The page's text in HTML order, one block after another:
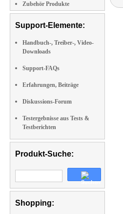
Zubehör Produkte
Support-Elemente:
Handbuch-, Treiber-, Video-
Downloads
Support-FAQs
Erfahrungen, Beiträge
Diskussions-Forum
Testergebnisse aus Tests &
Testberichten
Produkt-Suche:
Shopping: